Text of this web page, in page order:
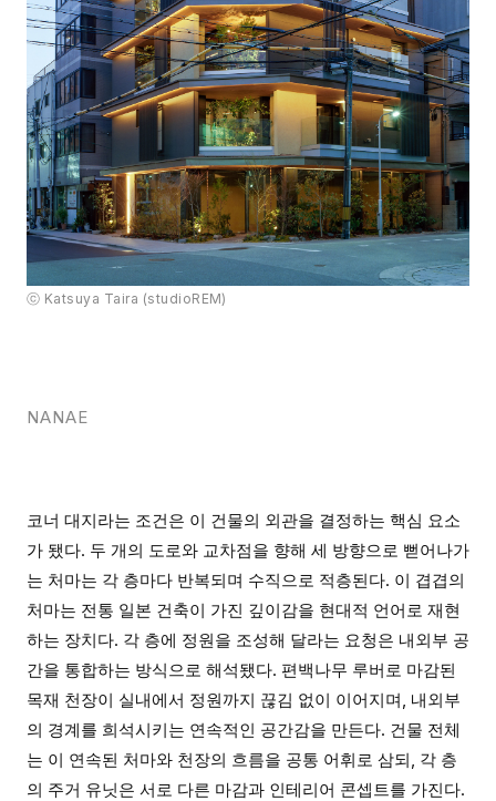
ⓒ Katsuya Taira (studioREM)
NANAE
코너 대지라는 조건은 이 건물의 외관을 결정하는 핵심 요소
가 됐다. 두 개의 도로와 교차점을 향해 세 방향으로 뻗어나가
는 처마는 각 층마다 반복되며 수직으로 적층된다. 이 겹겹의
처마는 전통 일본 건축이 가진 깊이감을 현대적 언어로 재현
하는 장치다. 각 층에 정원을 조성해 달라는 요청은 내외부 공
간을 통합하는 방식으로 해석됐다. 편백나무 루버로 마감된
목재 천장이 실내에서 정원까지 끊김 없이 이어지며, 내외부
의 경계를 희석시키는 연속적인 공간감을 만든다. 건물 전체
는 이 연속된 처마와 천장의 흐름을 공통 어휘로 삼되, 각 층
의 주거 유닛은 서로 다른 마감과 인테리어 콘셉트를 가진다.